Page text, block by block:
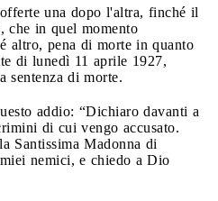
una dopo l'altra, finché il
che in quel momento
altro, pena di morte in quanto
di lunedì 11 aprile 1927,
sentenza di morte.
addio: “Dichiaro davanti a
di cui vengo accusato.
Santissima Madonna di
nemici, e chiedo a Dio